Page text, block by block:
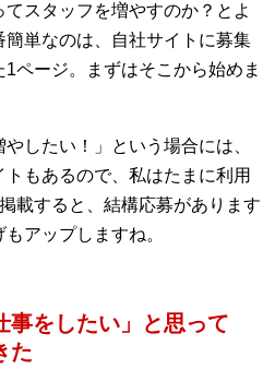
スタッフを増やすのか？とよ
簡単なのは、自社サイトに募集
ページ。まずはそこから始めま
したい！」という場合には、
もあるので、私はたまに利用
載すると、結構応募があります
アップしますね。
事をしたい」と思って
た